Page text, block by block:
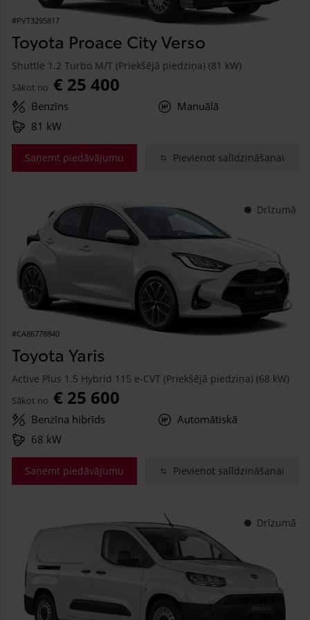
#PVT3295817
Toyota Proace City Verso
Shuttle 1.2 Turbo M/T (Priekšējā piedziņa) (81 kW)
Sākot no € 25 400
Benzīns
Manuālā
81 kW
Saņemt piedāvājumu Pievienot salīdzināšanai
Drīzumā
#CA86778840
Toyota Yaris
Active Plus 1.5 Hybrid 115 e-CVT (Priekšējā piedziņa) (68 kW)
Sākot no € 25 600
Benzīna hibrīds
Automātiskā
68 kW
Saņemt piedāvājumu Pievienot salīdzināšanai
Drīzumā